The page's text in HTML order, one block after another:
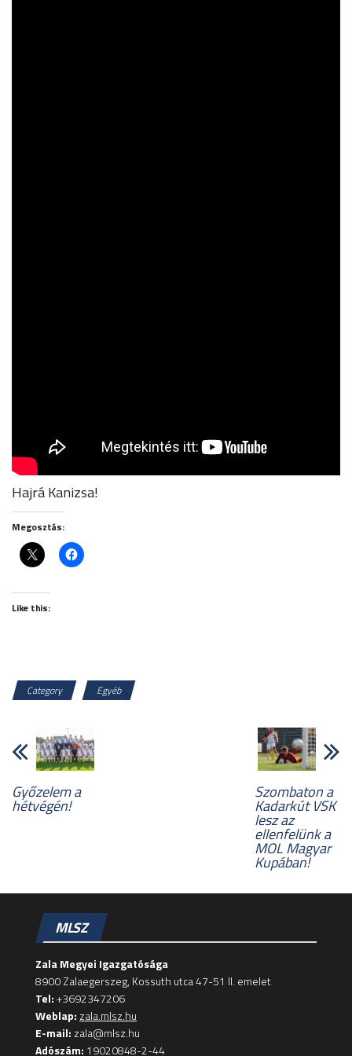
Hajrá Kanizsa!
Megosztás:
Like this:
Category Egyéb
Győzelem a
hétvégén!
Szombaton a
Kadarkút VSK
lesz az
ellenfelünk a
MOL Magyar
Kupában!
MLSZ
Zala Megyei Igazgatósága
8900 Zalaegerszeg, Kossuth utca 47-51 II. emelet
Tel:+3692347206
Weblap: zala.mlsz.hu
E-mail: zala@mlsz.hu
Adószám: 19020848-2-44